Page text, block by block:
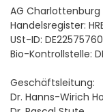
AG Charlottenburg
Handelsregister:
USt-ID:
Bio-Kontrollstelle:
Geschäftsleitung:
Dr. Hanns-Wirich